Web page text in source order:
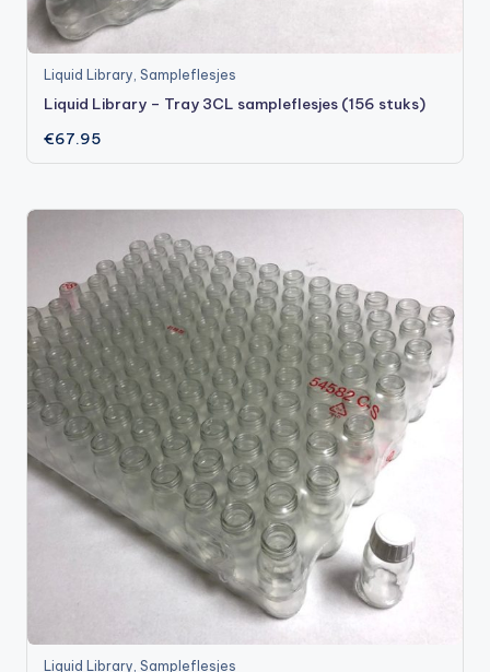
Liquid Library,Sampleflesjes
Liquid Library – Tray 3CL sampleflesjes (156 stuks)
€67.95
Liquid Library,Sampleflesjes